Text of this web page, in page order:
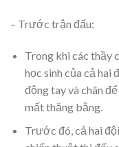
– Trước trận đấu:
Trong khi các thầy
học sinh của cả hai
động tay và chân
mất thăng bằng.
Trước đó, cả hai